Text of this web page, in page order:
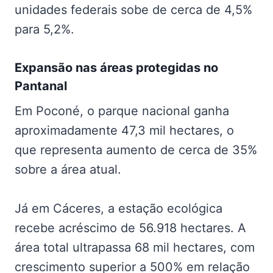
unidades federais sobe de cerca de 4,5%
para 5,2%.
Expansão nas áreas protegidas no
Pantanal
Em Poconé, o parque nacional ganha
aproximadamente 47,3 mil hectares, o
que representa aumento de cerca de 35%
sobre a área atual.
Já em Cáceres, a estação ecológica
recebe acréscimo de 56.918 hectares. A
área total ultrapassa 68 mil hectares, com
crescimento superior a 500% em relação